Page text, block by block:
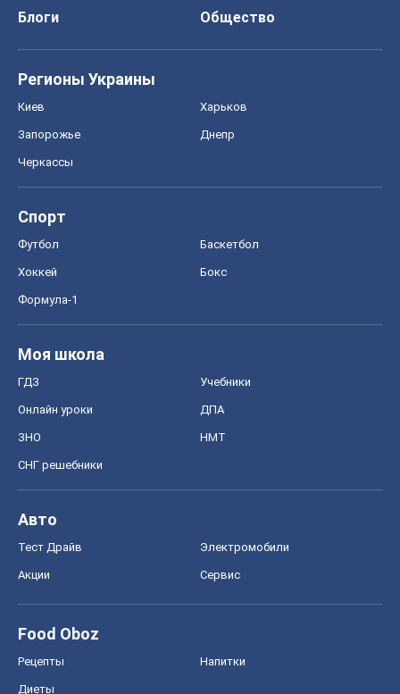
Блоги
Общество
Регионы Украины
Киев Харьков
Запорожье Днепр
Черкассы
Спорт
Футбол Баскетбол
Хоккей Бокс
Формула-1
Моя школа
ГДЗ Учебники
Онлайн уроки ДПА
ЗНО НМТ
СНГ решебники
Авто
Тест Драйв Электромобили
Акции Сервис
Food Oboz
Рецепты Напитки
Диеты